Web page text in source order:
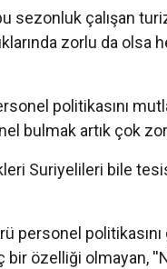
sezonluk çalışan
zorlu da
politikasını
bulmak artık çok
Suriyelileri bile
personel
bir özelliği olmayan,